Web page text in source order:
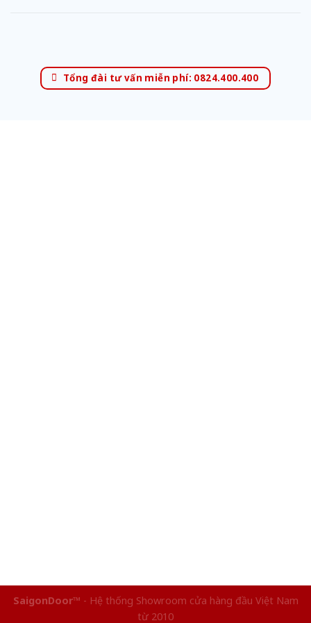
Tổng đài tư vấn miễn phí: 0824.400.400
SaigonDoor™ - Hệ thống Showroom cửa hàng đầu Việt Nam
từ 2010